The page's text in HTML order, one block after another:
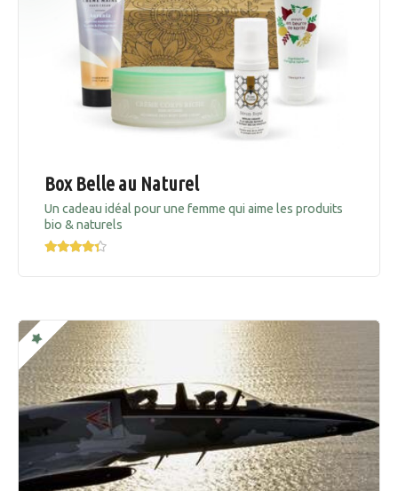
Box Belle au Naturel
Un cadeau idéal pour une femme qui aime les produits
bio & naturels